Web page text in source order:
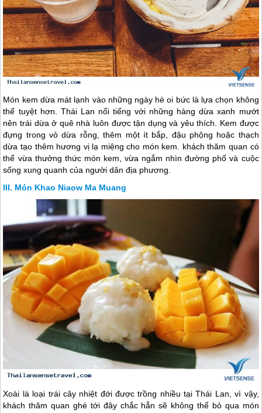
Món kem dừa mát lạnh vào những ngày hè oi bức là lựa chọn không
thể tuyệt hơn. Thái Lan nổi tiếng với những hàng dừa xanh mướt
nên trái dừa ở quê nhà luôn được tận dụng và yêu thích. Kem được
đựng trong vỏ dừa rỗng, thêm một ít bắp, đậu phộng hoặc thạch
dừa tạo thêm hương vị lạ miệng cho món kem. khách thăm quan có
thể vừa thưởng thức món kem, vừa ngắm nhìn đường phố và cuộc
sống xung quanh của người dân địa phương.
Món Khao Niaow Ma Muang
Xoài là loại trái cây nhiệt đới được trồng nhiều tạiThái Lan, vì vậy,
khách thăm quan ghé tới đây chắc hẳn sẽ không thể bỏ qua món